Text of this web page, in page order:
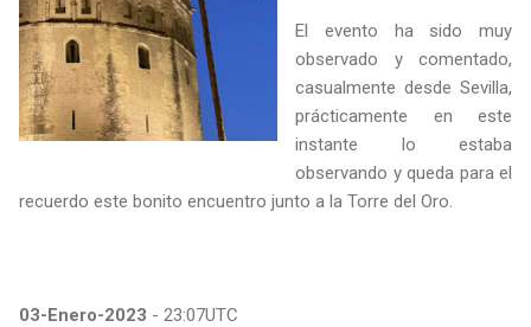
El evento ha sido muy
observado y comentado,
casualmente desde Sevilla,
prácticamente en este
instante lo estaba
observando y queda para el
recuerdo este bonito encuentro junto a la Torre del Oro.
03-Enero-2023 - 23:07UTC